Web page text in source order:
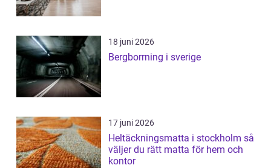
18 juni 2026
Bergborrning i sverige
17 juni 2026
Heltäckningsmatta i stockholm så
väljer du rätt matta för hem och
kontor